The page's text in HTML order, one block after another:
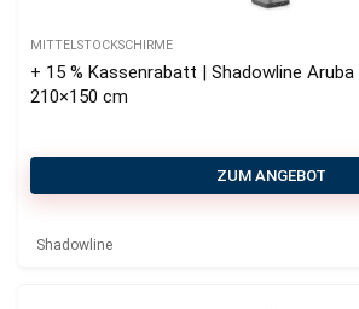
MITTELSTOCKSCHIRME
+ 15 % Kassenrabatt | Shadowline
210×150 cm
ZUM ANGEBOT
Shadowline